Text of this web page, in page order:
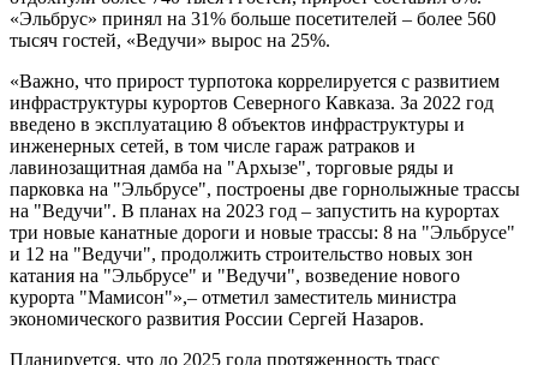
«Эльбрус» принял на 31% больше посетителей – более 560
тысяч гостей, «Ведучи» вырос на 25%.
«Важно, что прирост турпотока коррелируется с развитием
инфраструктуры курортов Северного Кавказа. За 2022 год
введено в эксплуатацию 8 объектов инфраструктуры и
инженерных сетей, в том числе гараж ратраков и
лавинозащитная дамба на "Архызе", торговые ряды и
парковка на "Эльбрусе", построены две горнолыжные трассы
на "Ведучи". В планах на 2023 год – запустить на курортах
три новые канатные дороги и новые трассы: 8 на "Эльбрусе"
и 12 на "Ведучи", продолжить строительство новых зон
катания на "Эльбрусе" и "Ведучи", возведение нового
курорта "Мамисон"»,– отметил заместитель министра
экономического развития России Сергей Назаров.
Планируется, что до 2025 года протяженность трасс